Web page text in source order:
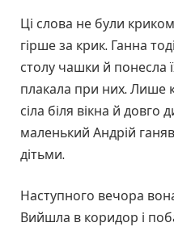
Ці слова не були
гірше за крик. Ганна
столу чашки й понесла
плакала при них. Лише
сіла біля вікна й довго
маленький Андрій
дітьми.
Наступного вечора
Вийшла в коридор і